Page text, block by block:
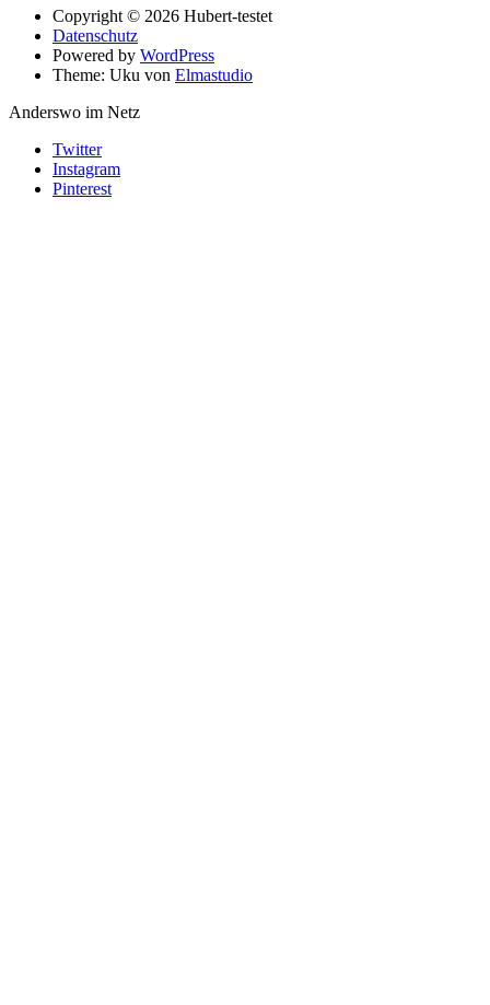
Copyright © 2026 Hubert-testet
Datenschutz
Powered by WordPress
Theme: Uku von Elmastudio
Anderswo im Netz
Twitter
Instagram
Pinterest